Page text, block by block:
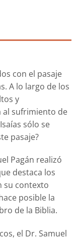
con el pasaje
A lo largo de los
y
al sufrimiento de
sólo se
pasaje?
Pagán realizó
destaca los
su contexto
posible la
de la Biblia.
el Dr. Samuel